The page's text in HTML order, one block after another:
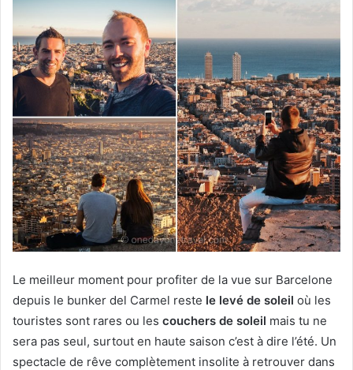
Le meilleur moment pour profiter de la vue sur Barcelone
depuis le bunker del Carmel reste le levé de soleil où les
touristes sont rares ou les couchers de soleil mais tu ne
sera pas seul, surtout en haute saison c’est à dire l’été. Un
spectacle de rêve complètement insolite à retrouver dans